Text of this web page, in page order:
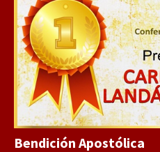
Bendición Apostólica